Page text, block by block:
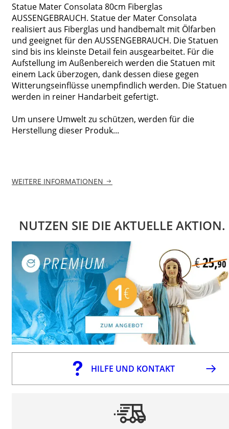
Statue Mater Consolata 80cm Fiberglas
AUSSENGEBRAUCH. Statue der Mater Consolata
realisiert aus Fiberglas und handbemalt mit Ölfarben
und geeignet für den AUSSENGEBRAUCH. Die Statuen
sind bis ins kleinste Detail fein ausgearbeitet. Für die
Aufstellung im Außenbereich werden die Statuen mit
einem Lack überzogen, dank dessen diese gegen
Witterungseinflüsse unempfindlich werden. Die Statuen
werden in reiner Handarbeit gefertigt.
Um unsere Umwelt zu schützen, werden für die
Herstellung dieser Produk...
WEITERE INFORMATIONEN
NUTZEN SIE DIE AKTUELLE AKTION.
HILFE UND KONTAKT